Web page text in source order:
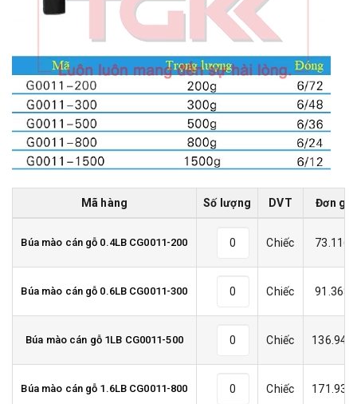
Mã hàng Số lượng DVT Đơn giá
Búa mào cán gỗ 0.4LB CG0011-200 Chiếc 73.116₫
Búa mào cán gỗ 0.6LB CG0011-300 Chiếc 91.368₫
Búa mào cán gỗ 1LB CG0011-500 Chiếc
Búa mào cán gỗ 1.6LB CG0011-800 Chiếc